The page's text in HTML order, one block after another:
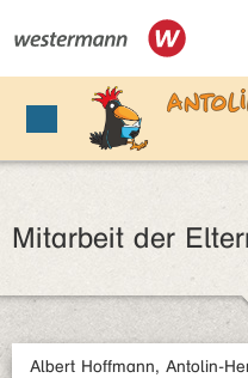
Mitarbeit der
Albert Hoffmann, Antolin-